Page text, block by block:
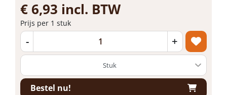
€ 6,93 incl. BTW
Prijs per 1 stuk
- +
Bestel nu!